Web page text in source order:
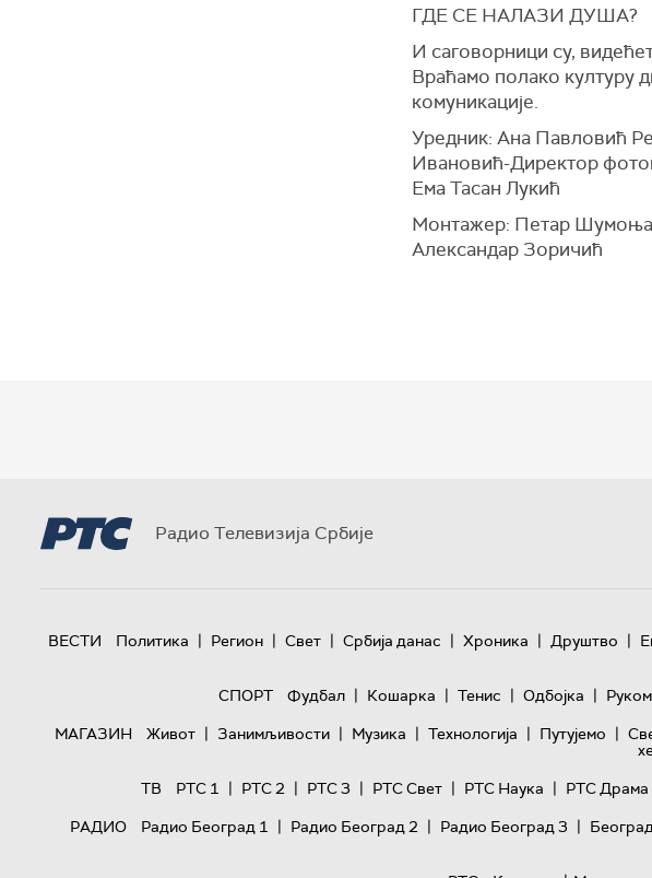
ГДЕ СЕ НАЛАЗИ ДУША?
И саговорници су,
Враћамо полако културу
комуникације.
Уредник: Ана Павловић
Ивановић-Директор
Ема Тасан Лукић
Монтажер: Петар Шумоња
Александар Зоричић
Радио Телевизија Србије
ВЕСТИ Политика | Регион | Свет | Србија данас | Хроника | Друштво |
СПОРТ
Фудбал | Кошарка | Тенис | Одбојка |
МАГАЗИН
Живот | Занимљивости | Музика | Технологијa | Путујемо |
ТВ
РТС 1 | РТС 2 | РТС 3 | РТС Свет | РТС Наука | РТС Драма
РАДИО
Радио Београд 1 | Радио Београд 2 | Радио Београд 3 |